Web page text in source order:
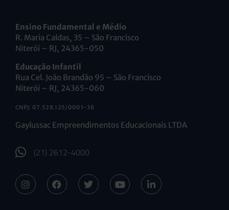
Ensino Fundamental e Médio
R. Maria Caldas, 35 – São Francisco
Niterói – RJ, 24365-050
Educação Infantil
Rua Cel. João Brandão 95 – São Francisco
Niterói – RJ, 24365-060
CNPJ: 07.528.125/0001-38
Gaylussac Empreendimentos Educacionais LTDA
(21) 2612-4000